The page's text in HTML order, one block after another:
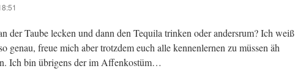
der Taube lecken und dann den Tequila trinken oder andersrum? Ich weiß
genau, freue mich aber trotzdem euch alle kennenlernen zu müssen äh
Ich bin übrigens der im Affenkostüm…